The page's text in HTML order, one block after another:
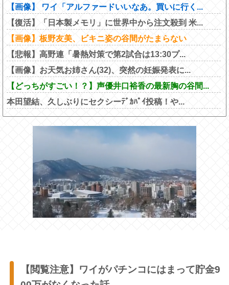
【画像】 ワイ「アルファードいいなあ。買いに行く...
【復活】「日本製メモリ」に世界中から注文殺到 米...
【画像】板野友美、ビキニ姿の谷間がたまらない
【悲報】高野連「暑熱対策で第2試合は13:30プ...
【画像】お天気お姉さん(32)、突然の妊娠発表に...
【どっちがすごい！？】声優井口裕香の最新胸の谷間...
本田望結、久しぶりにセクシーﾃﾞｶﾊﾟｲ投稿！や...
【閲覧注意】ワイがパチンコにはまって貯金9